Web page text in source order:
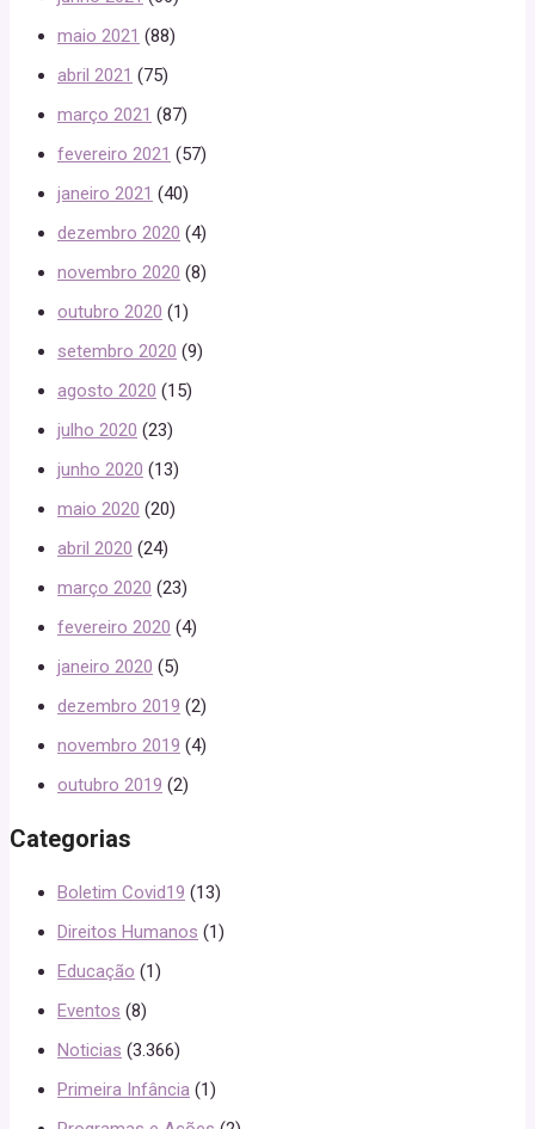
maio 2021 (88)
abril 2021 (75)
março 2021 (87)
fevereiro 2021 (57)
janeiro 2021 (40)
dezembro 2020 (4)
novembro 2020 (8)
outubro 2020 (1)
setembro 2020 (9)
agosto 2020 (15)
julho 2020 (23)
junho 2020 (13)
maio 2020 (20)
abril 2020 (24)
março 2020 (23)
fevereiro 2020 (4)
janeiro 2020 (5)
dezembro 2019 (2)
novembro 2019 (4)
outubro 2019 (2)
Categorias
Boletim Covid19 (13)
Direitos Humanos (1)
Educação (1)
Eventos (8)
Noticias (3.366)
Primeira Infância (1)